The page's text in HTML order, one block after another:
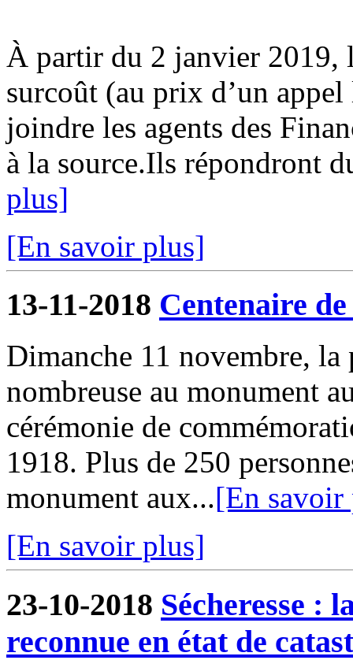
À partir du 2 janvier 2019,
surcoût (au prix d’un
joindre les agents des
à la source.Ils répondront
plus]
[En savoir plus]
13-11-2018 Centenaire
Dimanche 11 novembre, la
nombreuse au monument
cérémonie de
1918. Plus de 250
monument aux...[En savoir
[En savoir plus]
23-10-2018 Sécheresse :
reconnue en état de